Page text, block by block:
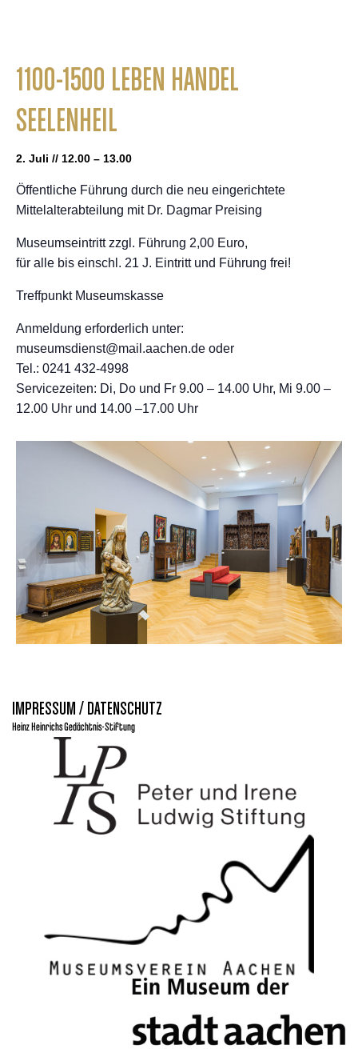
1100-1500 LEBEN HANDEL
SEELENHEIL
2. Juli // 12.00 – 13.00
Öffentliche Führung durch die neu eingerichtete
Mittelalterabteilung mit Dr. Dagmar Preising
Museumseintritt zzgl. Führung 2,00 Euro,
für alle bis einschl. 21 J. Eintritt und Führung frei!
Treffpunkt Museumskasse
Anmeldung erforderlich unter:
museumsdienst@mail.aachen.de oder
Tel.: 0241 432-4998
Servicezeiten: Di, Do und Fr 9.00 – 14.00 Uhr, Mi 9.00 –
12.00 Uhr und 14.00 –17.00 Uhr
IMPRESSUM / DATENSCHUTZ
Heinz Heinrichs Gedächtnis-Stiftung